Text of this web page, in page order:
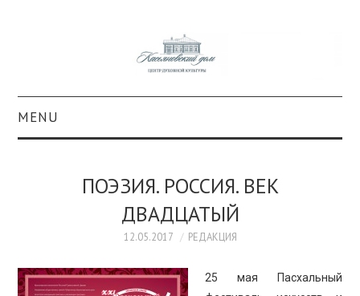
MENU
КОЛЛЕКЦИИ
КУЛЬТУРА
ПОЭЗИЯ. РОССИЯ. ВЕК
ДВАДЦАТЫЙ
12.05.2017 РЕДАКЦИЯ
25 мая Пасхальный